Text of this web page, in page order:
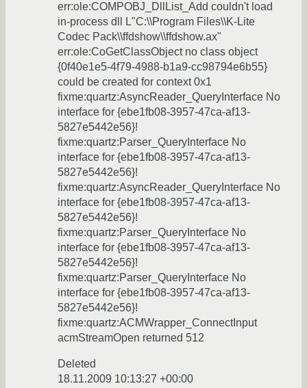
err:ole:COMPOBJ_DllList_Add couldn't load
in-process dll L"C:\\Program Files\\K-Lite
Codec Pack\\ffdshow\\ffdshow.ax"
err:ole:CoGetClassObject no class object
{0f40e1e5-4f79-4988-b1a9-cc98794e6b55}
could be created for context 0x1
fixme:quartz:AsyncReader_QueryInterface No
interface for {ebe1fb08-3957-47ca-af13-
5827e5442e56}!
fixme:quartz:Parser_QueryInterface No
interface for {ebe1fb08-3957-47ca-af13-
5827e5442e56}!
fixme:quartz:AsyncReader_QueryInterface No
interface for {ebe1fb08-3957-47ca-af13-
5827e5442e56}!
fixme:quartz:Parser_QueryInterface No
interface for {ebe1fb08-3957-47ca-af13-
5827e5442e56}!
fixme:quartz:Parser_QueryInterface No
interface for {ebe1fb08-3957-47ca-af13-
5827e5442e56}!
fixme:quartz:ACMWrapper_ConnectInput
acmStreamOpen returned 512
Deleted
18.11.2009 10:13:27 +00:00